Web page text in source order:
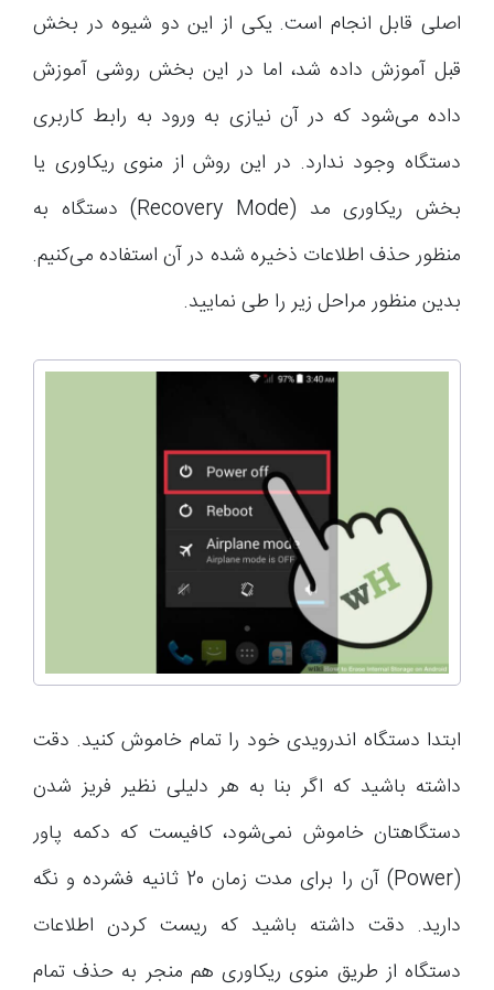
اصلی قابل انجام است. یکی از این دو شیوه در بخش
قبل آموزش داده شد، اما در این بخش روشی آموزش
داده می‌شود که در آن نیازی به ورود به رابط کاربری
دستگاه وجود ندارد. در این روش از منوی ریکاوری یا
بخش ریکاوری مد (Recovery Mode) دستگاه به
منظور حذف اطلاعات ذخیره شده در آن استفاده می‌کنیم.
بدین منظور مراحل زیر را طی نمایید.
ابتدا دستگاه اندرویدی خود را تمام خاموش کنید. دقت
داشته باشید که اگر بنا به هر دلیلی نظیر فریز شدن
دستگاهتان خاموش نمی‌شود، کافیست که دکمه پاور
(Power) آن را برای مدت زمان 20 ثانیه فشرده و نگه
دارید. دقت داشته باشید که ریست کردن اطلاعات
دستگاه از طریق منوی ریکاوری هم منجر به حذف تمام